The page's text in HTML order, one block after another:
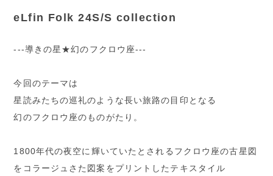
eLfin Folk 24S/S collection
---導きの星★幻のフクロウ座---
今回のテーマは
星読みたちの巡礼のような長い旅路の目印となる
幻のフクロウ座のものがたり。
1800年代の夜空に輝いていたとされるフクロウ座の古星図
をコラージュさた図案をプリントしたテキスタイル